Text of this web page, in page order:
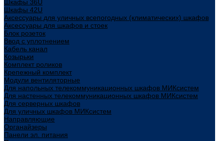
Шкафы 36U
Шкафы 42U
Аксессуары для уличных всепогодных (климатических) шкафов
Аксессуары для шкафов и стоек
Блок розеток
Ввод с уплотнением
Кабель канал
Козырьки
Комплект роликов
Крепежный комплект
Модули вентиляторные
Для напольных телекоммуникационных шкафов МИКсистем
Для настенных телекоммуникационных шкафов МИКсистем
Для серверных шкафов
Для уличных шкафов МИКсистем
Направляющие
Органайзеры
Панели эл. питания